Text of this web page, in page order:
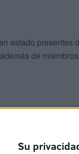
Su
estado presentes
de